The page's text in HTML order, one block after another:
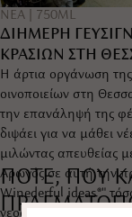
ΝΕΑ 750ML
ΔΙΗΜΕΡΗ
ΚΡΑΣΙΩΝ ΣΤΗ
Η άρτια οργάνωση
οινοποιείων στη
την επανάληψή της
διψάει για να μάθει
μιλώντας απευθείας
Αρωγός σε αυτή την
Winederful ideas®"
νεοσύστατο eshop,
ΠΟΤΕ, ΠΟΥ